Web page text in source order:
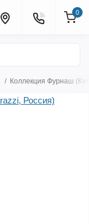
0
Коллекция Фурнаш